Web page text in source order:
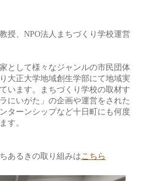
授、NPO法人まちづくり学校運営
として様々なジャンルの市民団体
大正大学地域創生学部にて地域実
います。まちづくり学校の取材す
にいがた」の企画や運営をされた
ターンシップなど十日町にも何度
す。
あるきの取り組みはこちら